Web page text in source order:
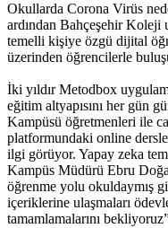
Okullarda Corona Virüs
ardından Bahçeşehir
temelli kişiye özgü dijital
üzerinden öğrencilerle
İki yıldır Metodbox
eğitim altyapısını her gün
Kampüsü öğretmenleri ile
platformundaki online
ilgi görüyor. Yapay zeka
Kampüs Müdürü Ebru
öğrenme yolu okuldaymış
içeriklerine ulaşmaları
tamamlamalarını